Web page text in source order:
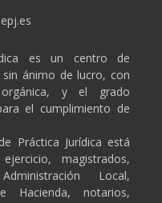
es un centro de
ánimo de lucro, con
y el grado
el cumplimiento de
Práctica Jurídica está
magistrados,
Local,
Hacienda, notarios,